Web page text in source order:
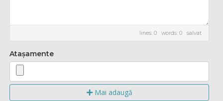
lines: 0 words: 0salvat
Atașamente
Mai adaugă